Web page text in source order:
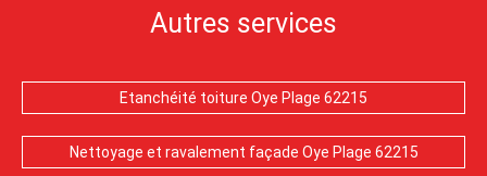
Autres services
Etanchéité toiture Oye Plage 62215
Nettoyage et ravalement façade Oye Plage 62215